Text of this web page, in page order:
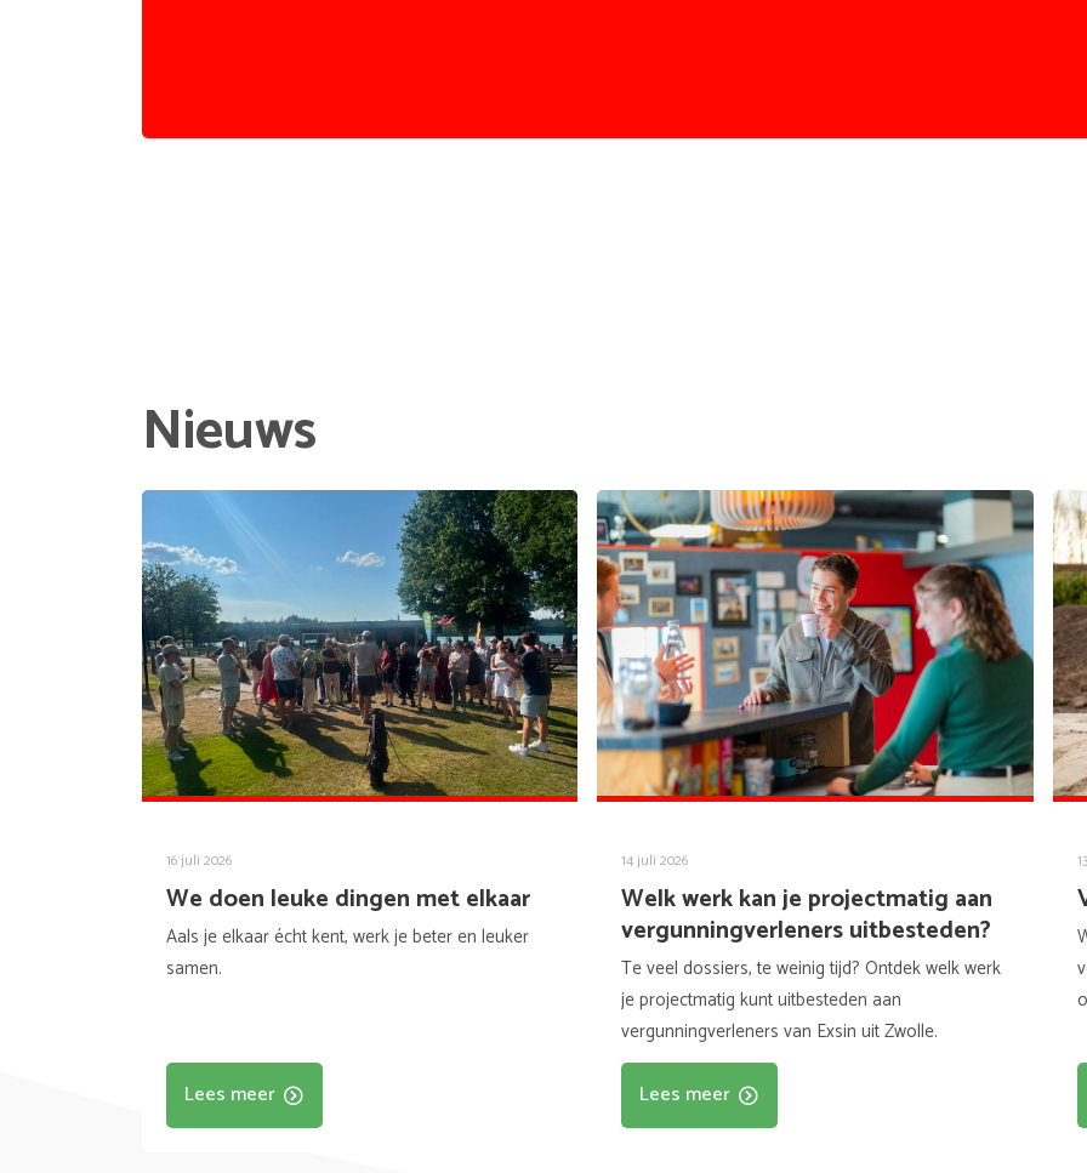
Nieuws
16 juli 2026
We doen leuke dingen met elkaar
Aals je elkaar écht kent, werk je beter en leuker
samen.
Lees meer
14 juli 2026
Welk werk kan je projectmatig aan
vergunningverleners uitbesteden?
Te veel dossiers, te weinig tijd? Ontdek welk werk
je projectmatig kunt uitbesteden aan
vergunningverleners van Exsin uit Zwolle.
Lees meer